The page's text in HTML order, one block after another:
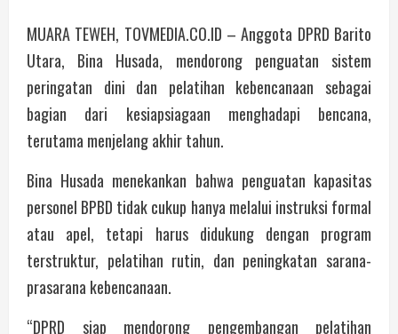
MUARA TEWEH, TOVMEDIA.CO.ID – Anggota DPRD Barito
Utara, Bina Husada, mendorong penguatan sistem
peringatan dini dan pelatihan kebencanaan sebagai
bagian dari kesiapsiagaan menghadapi bencana,
terutama menjelang akhir tahun.
Bina Husada menekankan bahwa penguatan kapasitas
personel BPBD tidak cukup hanya melalui instruksi formal
atau apel, tetapi harus didukung dengan program
terstruktur, pelatihan rutin, dan peningkatan sarana-
prasarana kebencanaan.
“DPRD siap mendorong pengembangan pelatihan